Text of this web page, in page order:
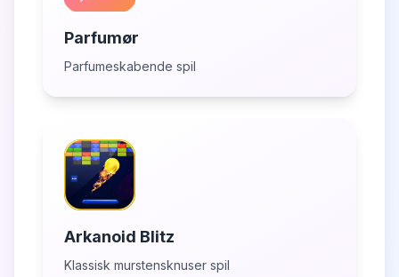
Parfumør
Parfumeskabende spil
Arkanoid Blitz
Klassisk murstensknuser spil